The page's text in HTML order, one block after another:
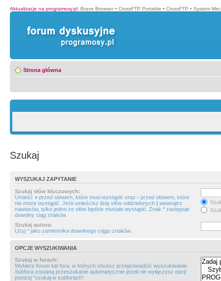
Aktualizacje na programosy.pl: Brave Browser • CrossFTP Portable • CrossFTP • System
Strona główna
Szukaj
WYSZUKAJ ZAPYTANIE
Szukaj słów kluczowych:
Umieść + przed słowem, które musi wystąpić oraz - przed słowem, które
nie może wystąpić. Jeśli umieścisz listę słów oddzielonych | wewnątrz
nawiasów, tylko jedno ze słów będzie musiało wystąpić. Znak * zastępuje
dowolny ciąg znaków.
Szukaj autora:
Użyj * jako zamiennika dowolnego ciągu znaków.
OPCJE WYSZUKIWANIA
Szukaj w forach:
Wybierz forum lub fora, w których chcesz przeprowadzić wyszukiwanie.
Subfora zostaną przeszukanie automatycznie jeżeli nie wyłączysz opcji
poniżej “szukaj w subforach“.